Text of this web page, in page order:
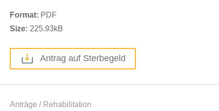
Format: PDF
Size: 225.93kB
Antrag auf Sterbegeld
Anträge / Rehabilitation